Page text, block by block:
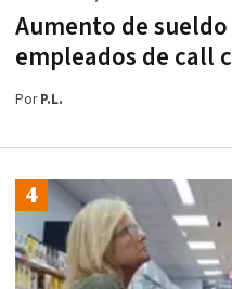
Aumento de
empleados de call
PorP.L.